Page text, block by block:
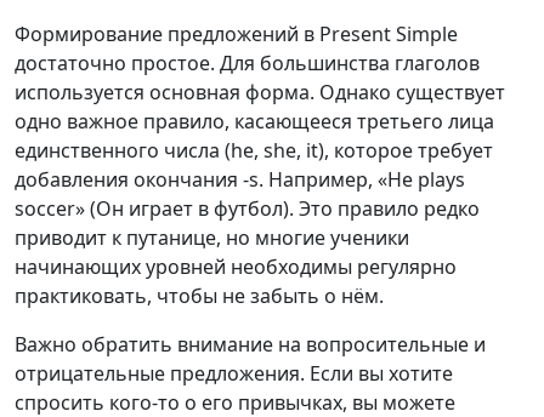
Формирование предложений в Present Simple
достаточно простое. Для большинства глаголов
используется основная форма. Однако существует
одно важное правило, касающееся третьего лица
единственного числа (he, she, it), которое требует
добавления окончания -s. Например, «He plays
soccer» (Он играет в футбол). Это правило редко
приводит к путанице, но многие ученики
начинающих уровней необходимы регулярно
практиковать, чтобы не забыть о нём.
Важно обратить внимание на вопросительные и
отрицательные предложения. Если вы хотите
спросить кого-то о его привычках, вы можете